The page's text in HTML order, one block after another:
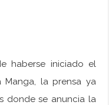
haberse iniciado el
la prensa ya
donde se anuncia la